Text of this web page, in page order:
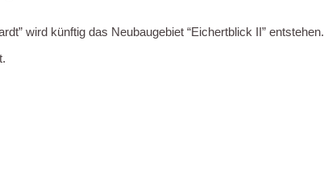
wird künftig das Neubaugebiet “Eichertblick II” entstehen.